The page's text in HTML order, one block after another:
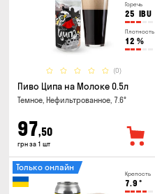
Горечь
25 IBU
Плотность
12 %
(0)
Пиво Ципа на Молоке 0.5л
Темное, Нефильтрованное, 7.6°
97,50
грн за 1 шт
Крепость
7.9 °
Только онлайн